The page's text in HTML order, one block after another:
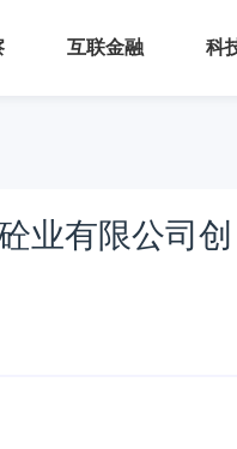
互联金融 科
业有限公司创